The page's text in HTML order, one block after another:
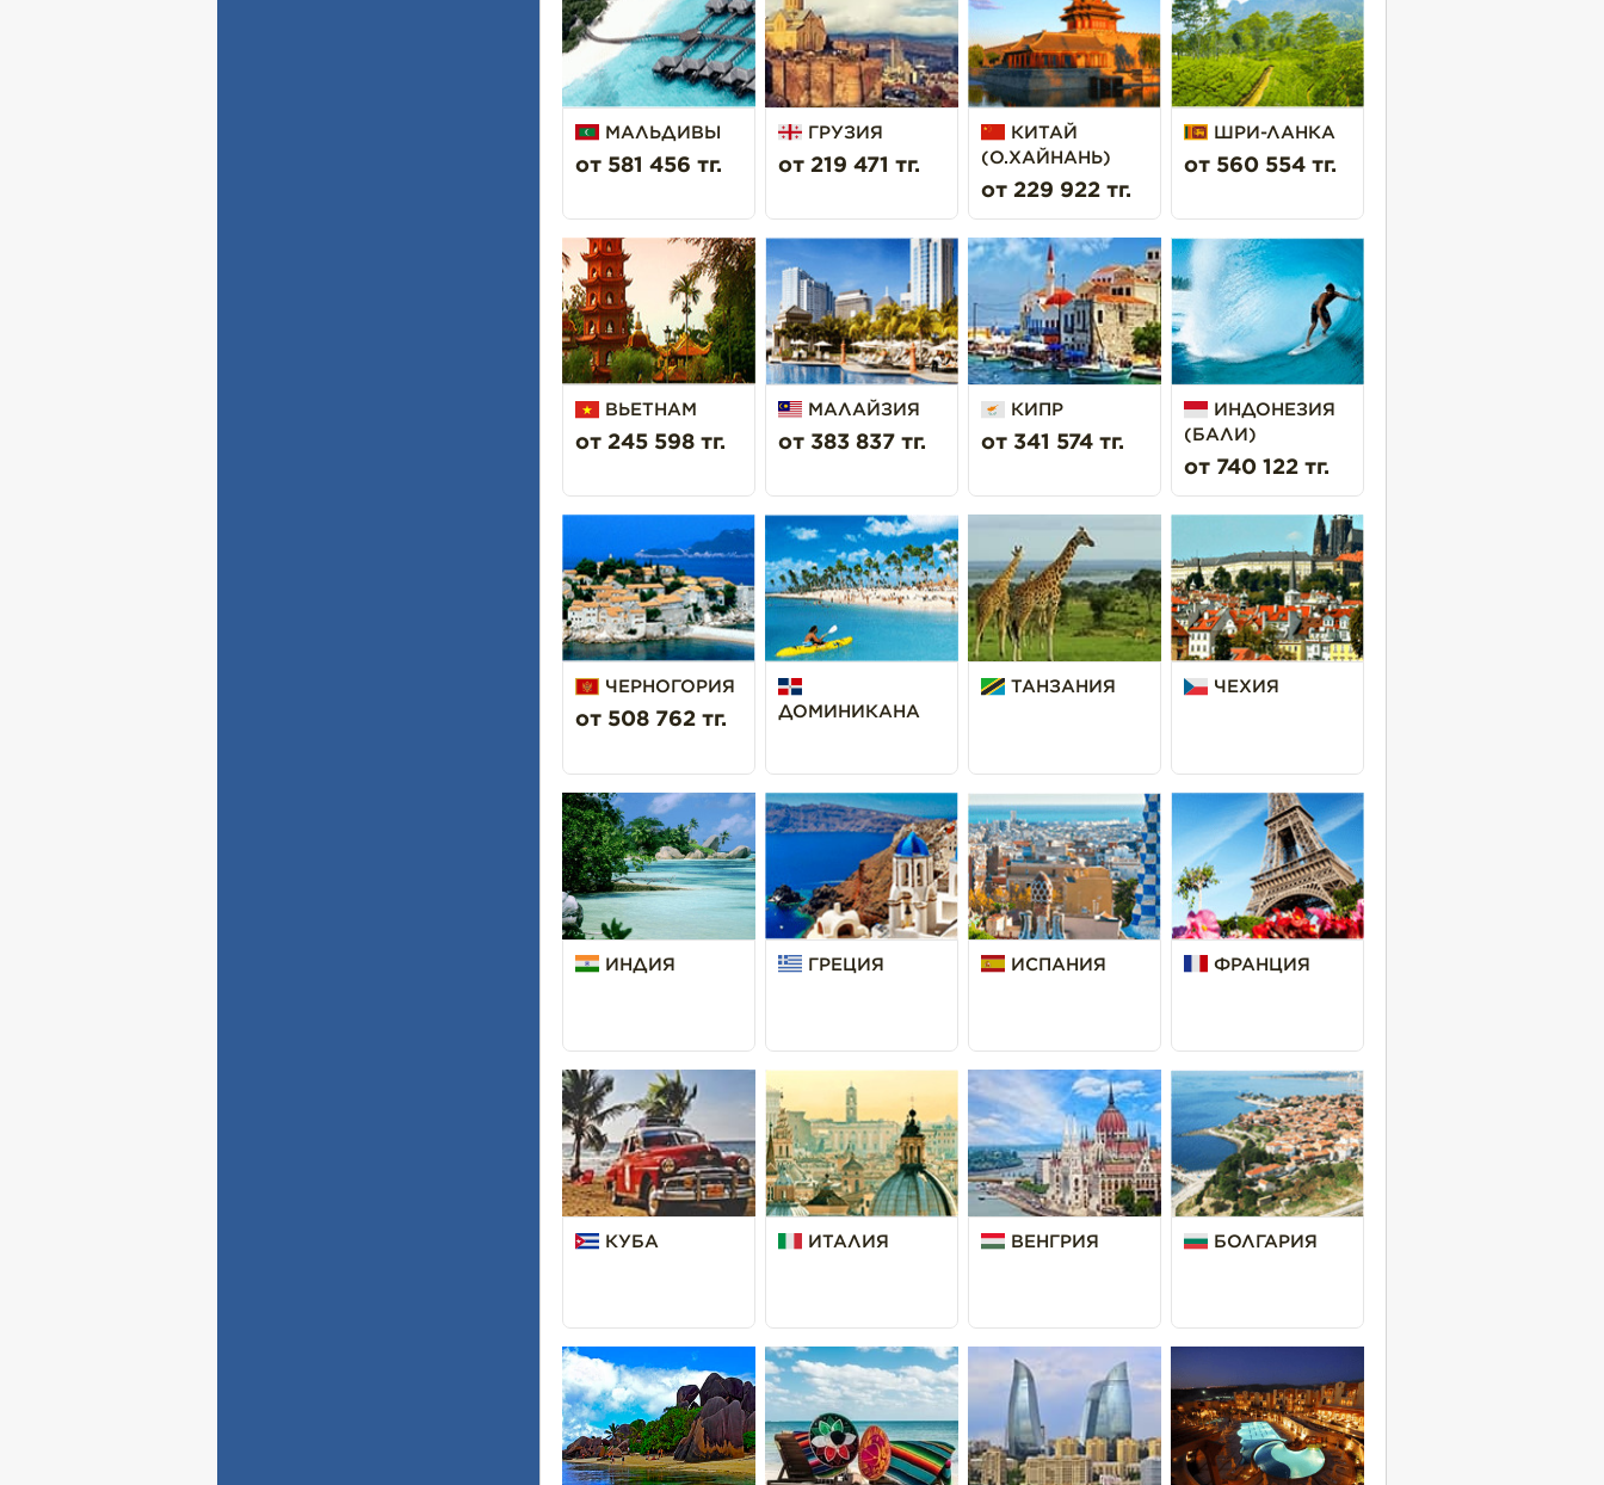
МАЛЬДИВЫ
от 581 456 тг.
ГРУЗИЯ
от 219 471 тг.
КИТАЙ
(О.ХАЙНАНЬ)
от 229 922 тг.
ШРИ-ЛАНКА
от 560 554 тг.
ВЬЕТНАМ
от 245 598 тг.
МАЛАЙЗИЯ
от 383 837 тг.
КИПР
от 341 574 тг.
ИНДОНЕЗИЯ
(БАЛИ)
от 740 122 тг.
ЧЕРНОГОРИЯ
от 508 762 тг. ДОМИНИКАНА
ТАНЗАНИЯ ЧЕХИЯ
ИНДИЯ ГРЕЦИЯ ИСПАНИЯ ФРАНЦИЯ
КУБА ИТАЛИЯ ВЕНГРИЯ БОЛГАРИЯ